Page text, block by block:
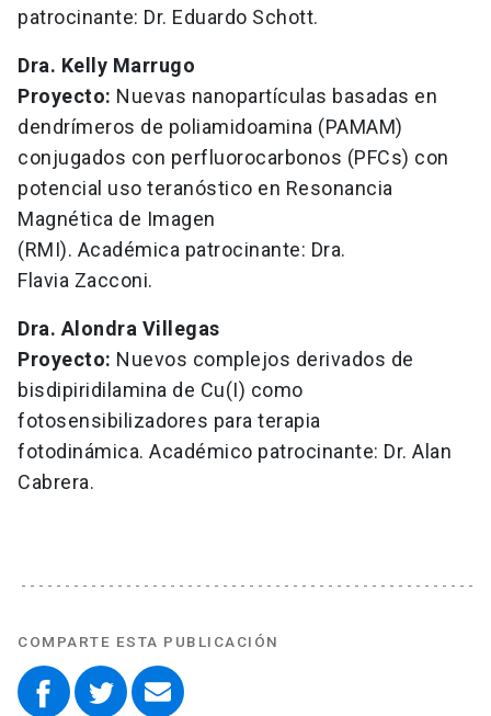
patrocinante: Dr. Eduardo Schott.
Dra. Kelly Marrugo
Proyecto: Nuevas nanopartículas basadas en
dendrímeros de poliamidoamina (PAMAM)
conjugados con perfluorocarbonos (PFCs) con
potencial uso teranóstico en Resonancia
Magnética de Imagen
(RMI). Académica patrocinante: Dra.
Flavia Zacconi.
Dra. Alondra Villegas
Proyecto: Nuevos complejos derivados de
bisdipiridilamina de Cu(I) como
fotosensibilizadores para terapia
fotodinámica. Académico patrocinante: Dr. Alan
Cabrera.
COMPARTE ESTA PUBLICACIÓN